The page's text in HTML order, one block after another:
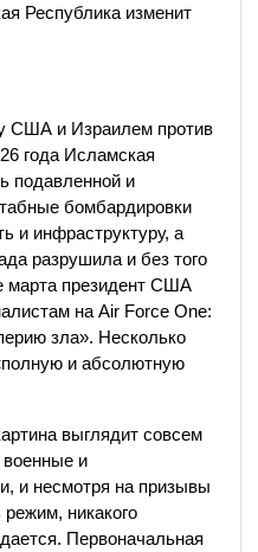
Республика изменит
США и Израилем против
года Исламская
подавленной и
бомбардировки
и инфраструктуру, а
разрушила и без того
марта президент США
на Air Force One:
зла». Несколько
и абсолютную
выглядит совсем
военные и
и несмотря на призывы
никакого
Первоначальная